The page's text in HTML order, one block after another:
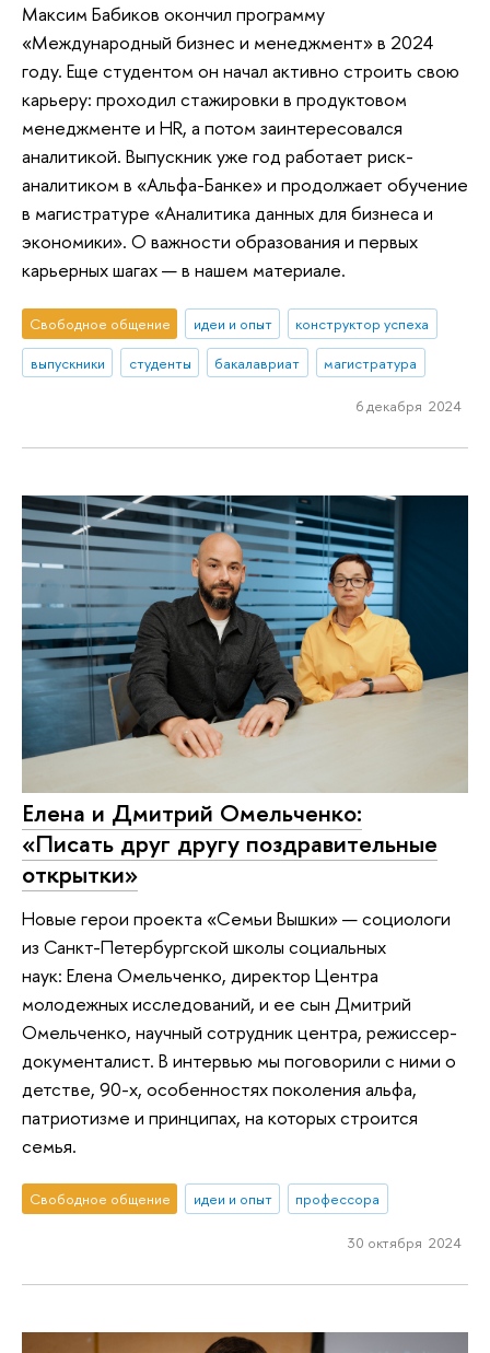
Максим Бабиков окончил программу
«Международный бизнес и менеджмент» в 2024
году. Еще студентом он начал активно строить свою
карьеру: проходил стажировки в продуктовом
менеджменте и HR, а потом заинтересовался
аналитикой. Выпускник уже год работает риск-
аналитиком в «Альфа-Банке» и продолжает обучение
в магистратуре «Аналитика данных для бизнеса и
экономики». О важности образования и первых
карьерных шагах — в нашем материале.
Свободное общение идеи и опыт
конструктор успеха
выпускники
студенты бакалавриат магистратура
6 декабря 2024
Елена и Дмитрий Омельченко:
«Писать друг другу поздравительные
открытки»
Новые герои проекта «Семьи Вышки» — социологи
из Санкт-Петербургской школы социальных
наук: Елена Омельченко, директор Центра
молодежных исследований, и ее сын Дмитрий
Омельченко, научный сотрудник центра, режиссер-
документалист. В интервью мы поговорили с ними о
детстве, 90-х, особенностях поколения альфа,
патриотизме и принципах, на которых строится
семья.
Свободное общение идеи и опыт профессора
30 октября 2024